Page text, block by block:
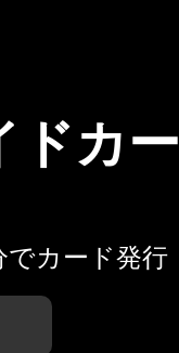
ドカー
でカード発行